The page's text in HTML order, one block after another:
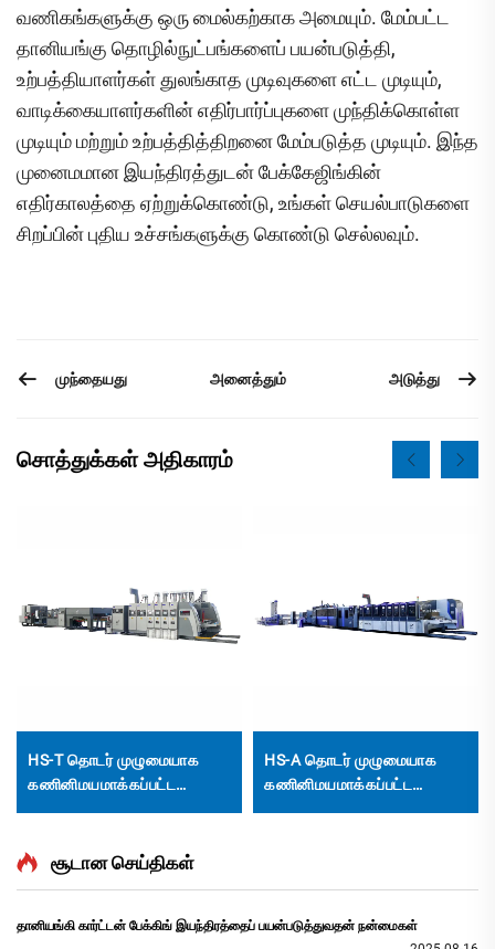
வணிகங்களுக்கு ஒரு மைல்கற்காக அமையும். மேம்பட்ட
தானியங்கு தொழில்நுட்பங்களைப் பயன்படுத்தி,
உற்பத்தியாளர்கள் துலங்காத முடிவுகளை எட்ட முடியும்,
வாடிக்கையாளர்களின் எதிர்பார்ப்புகளை முந்திக்கொள்ள
முடியும் மற்றும் உற்பத்தித்திறனை மேம்படுத்த முடியும். இந்த
முனைமமான இயந்திரத்துடன் பேக்கேஜிங்கின்
எதிர்காலத்தை ஏற்றுக்கொண்டு, உங்கள் செயல்பாடுகளை
சிறப்பின் புதிய உச்சங்களுக்கு கொண்டு செல்லவும்.
முந்தையது அனைத்தும் அடுத்து
சொத்துக்கள் அதிகாரம்
HS-T தொடர் முழுமையாக
கணினிமயமாக்கப்பட்ட
அதிவேக அச்சிடும் ஒட்டும்
(சிறிய பெட்டிகளுக்கு)
HS-A தொடர் முழுமையாக
கணினிமயமாக்கப்பட்ட
அதிவேக அச்சிடும் ஓட்டம்
சூடான செய்திகள்
தானியங்கி கார்ட்டன் பேக்கிங் இயந்திரத்தைப் பயன்படுத்துவதன் நன்மைகள்